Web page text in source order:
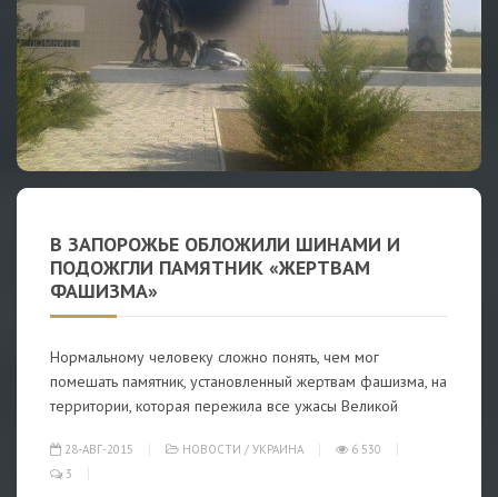
В ЗАПОРОЖЬЕ ОБЛОЖИЛИ ШИНАМИ И
ПОДОЖГЛИ ПАМЯТНИК «ЖЕРТВАМ
ФАШИЗМА»
Нормальному человеку сложно понять, чем мог
помешать памятник, установленный жертвам фашизма, на
территории, которая пережила все ужасы Великой
28-АВГ-2015 НОВОСТИ / УКРАИНА
6 530
3